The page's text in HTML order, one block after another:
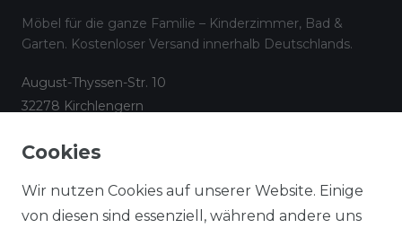
Möbel für die ganze Familie – Kinderzimmer, Bad &
Garten. Kostenloser Versand innerhalb Deutschlands.
August-Thyssen-Str. 10
32278 Kirchlengern
✉info@aileenstore.de
Lieferzeiten
Impressum
Cookies
Wir nutzen Cookies auf unserer Website. Einige
von diesen sind essenziell, während andere uns